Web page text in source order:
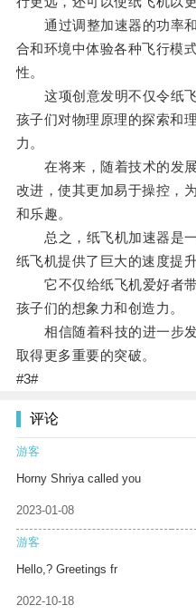
通过调整加速器的功率和
合和环境中体验各种飞行模
性。
这项创意发明不仅令纸飞
孩子们对物理原理的探索和
力。
在将来，随着技术的发展
改进，使其更加易于操控，
和乐趣。
总之，纸飞机加速器是一
纸飞机提供了巨大的速度提
它不仅给纸飞机爱好者带
孩子们的想象力和创造力。
相信随着科技的进一步发
取得更多重要的突破。
#3#
评论
游客
Horny Shriya called you
2023-01-08
游客
Hello,? Greetings fr
2022-10-18